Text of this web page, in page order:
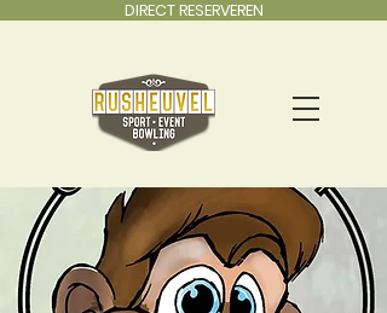
DIRECT RESERVEREN